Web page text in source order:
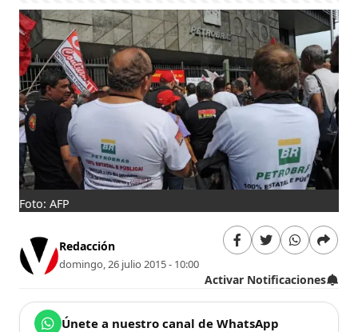
Foto: AFP
Redacción
domingo, 26 julio 2015 - 10:00
Activar Notificaciones
Únete a nuestro canal de WhatsApp